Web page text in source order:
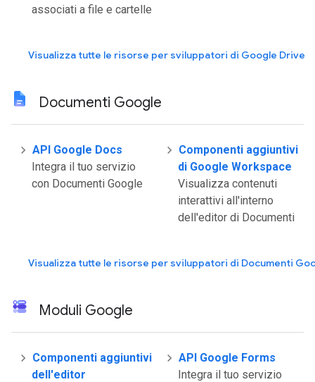
associati a file e cartelle
Visualizza tutte le risorse per sviluppatori di Google Drive
Documenti Google
API Google Docs
Integra il tuo servizio
con Documenti Google
Componenti aggiuntivi
di Google Workspace
Visualizza contenuti
interattivi all'interno
dell'editor di Documenti
Visualizza tutte le risorse per sviluppatori di Documenti
Moduli Google
Componenti aggiuntivi
dell'editor
API Google Forms
Integra il tuo servizio